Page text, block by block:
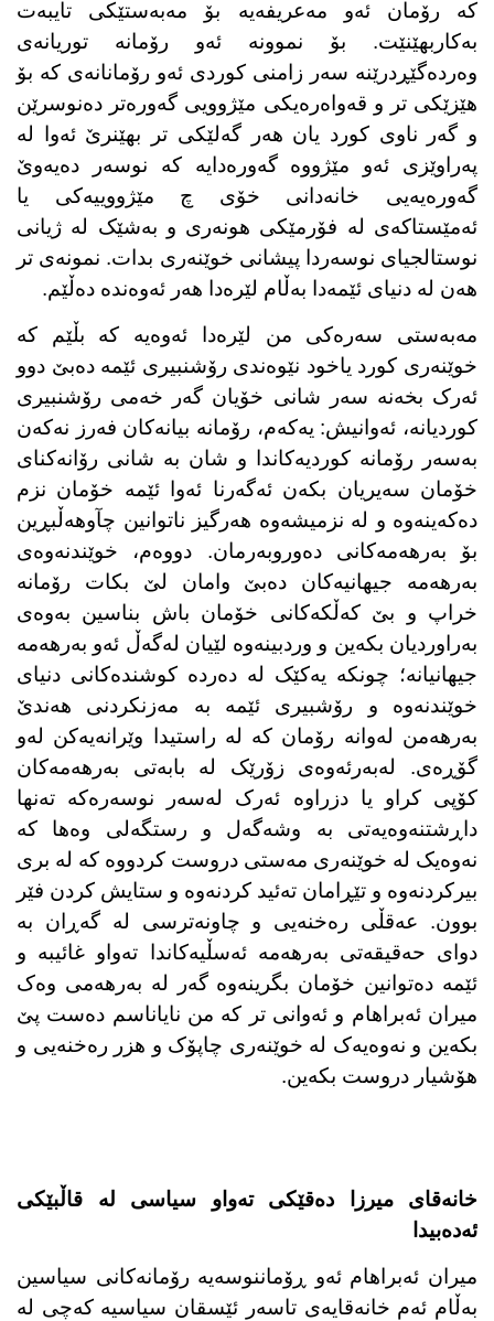
کە رۆمان ئەو مەعریفەیە بۆ مەبەستێکی تایبەت
بەکاربهێنێت. بۆ نموونە ئەو رۆمانە توریانەی
وەردەگێڕدرێنە سەر زامنی کوردی ئەو رۆمانانەی کە بۆ
هێزێکی تر و قەواەرەیکی مێژوویی گەورەتر دەنوسرێن
و گەر ناوی کورد یان هەر گەلێکی تر بهێنرێ ئەوا لە
پەراوێزی ئەو مێژووە گەورەدایە کە نوسەر دەیەوێ
گەورەیەیی خانەدانی خۆی چ مێژووییەکی یا
ئەمێستاکەی لە فۆرمێکی هونەری و بەشێک لە ژیانی
نوستالجیای نوسەردا پیشانی خوێنەری بدات. نمونەی تر
هەن لە دنیای ئێمەدا بەڵام لێرەدا هەر ئەوەندە دەڵێم.
مەبەستی سەرەکی من لێرەدا ئەوەیە کە بڵێم کە
خوێنەری کورد یاخود نێوەندی رۆشنبیری ئێمە دەبێ دوو
ئەرک بخەنە سەر شانی خۆیان گەر خەمی رۆشنبیری
کوردیانە، ئەوانیش: یەکەم، رۆمانە بیانەکان فەرز نەکەن
بەسەر رۆمانە کوردیەکاندا و شان بە شانی رۆانەکنای
خۆمان سەیریان بکەن ئەگەرنا ئەوا ئێمە خۆمان نزم
دەکەینەوە و لە نزمیشەوە هەرگیز ناتوانین چآوهەڵبڕین
بۆ بەرهەمەکانی دەوروبەرمان. دووەم، خوێندنەوەی
بەرهەمە جیهانیەکان دەبێ وامان لێ بکات رۆمانە
خراپ و بێ کەڵکەکانی خۆمان باش بناسین بەوەی
بەراوردیان بکەین و وردبینەوە لێیان لەگەڵ ئەو بەرهەمە
جیهانیانە؛ چونکە یەکێک لە دەردە کوشندەکانی دنیای
خوێندنەوە و رۆشبیری ئێمە بە مەزنکردنی هەندێ
بەرهەمن لەوانە رۆمان کە لە راستیدا وێرانەیەکن لەو
گۆڕەی. لەبەرئەوەی زۆرێک لە بابەتی بەرهەمەکان
کۆپی کراو یا دزراوە ئەرک لەسەر نوسەرەکە تەنها
داڕشتنەوەیەتی بە وشەگەل و رستگەلی وەها کە
نەوەیک لە خوێنەری مەستی دروست کردووە کە لە بری
بیرکردنەوە و تێڕامان تەئید کردنەوە و ستایش کردن فێر
بوون. عەقڵی رەخنەیی و چاونەترسی لە گەڕان بە
دوای حەقیقەتی بەرهەمە ئەسڵیەکاندا تەواو غائیبە و
ئێمە دەتوانین خۆمان بگرینەوە گەر لە بەرهەمی وەک
میران ئەبراهام و ئەوانی تر کە من نایاناسم دەست پێ
بکەین و نەوەیەک لە خوێنەری چاپۆک و هزر رەخنەیی و
هۆشیار دروست بکەین.
خانەقای میرزا دەقێکی تەواو سیاسی لە قاڵبێکی
ئەدەبیدا
میران ئەبراهام ئەو ڕۆماننوسەیە رۆمانەکانی سیاسین
بەڵام ئەم خانەقایەی تاسەر ئێسقان سیاسیە کەچی لە